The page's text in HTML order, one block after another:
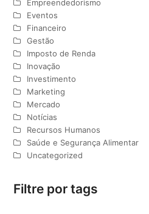
Empreendedorismo
Eventos
Financeiro
Gestão
Imposto de Renda
Inovação
Investimento
Marketing
Mercado
Notícias
Recursos Humanos
Saúde e Segurança Alimentar
Uncategorized
Filtre por tags